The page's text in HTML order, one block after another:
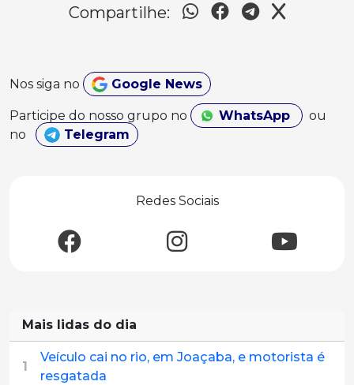
Compartilhe:
Nos siga no Google News
Participe do nosso grupo no WhatsApp
ou
no
Telegram
Redes Sociais
Mais lidas do dia
1
Veículo cai no rio, em Joaçaba, e motorista é
resgatada